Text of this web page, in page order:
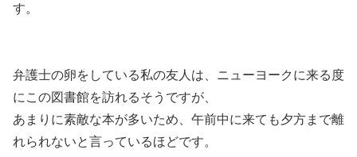
す。
弁護士の卵をしている私の友人は、ニューヨークに来る度
にこの図書館を訪れるそうですが、
あまりに素敵な本が多いため、午前中に来ても夕方まで離
れられないと言っているほどです。